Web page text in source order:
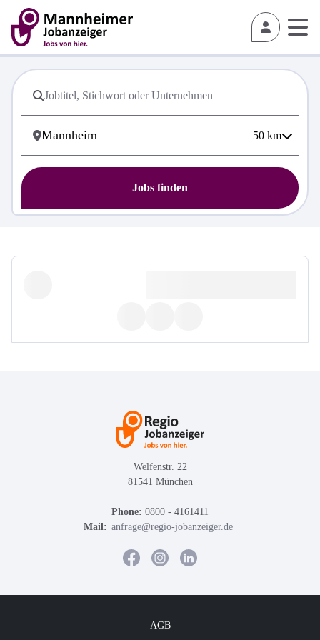
50 km
Jobs finden
Welfenstr. 22
81541 München
Phone: 0800 - 4161411
Mail: anfrage@regio-jobanzeiger.de
AGB